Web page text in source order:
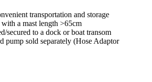
transportation and storage
a mast length >65cm
secured to a dock or boat transom
pump sold separately (Hose Adaptor